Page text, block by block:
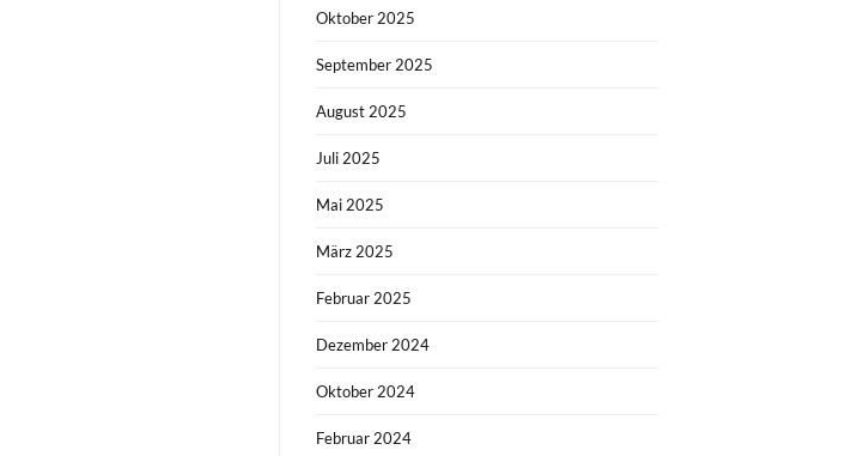
Oktober 2025
September 2025
August 2025
Juli 2025
Mai 2025
März 2025
Februar 2025
Dezember 2024
Oktober 2024
Februar 2024